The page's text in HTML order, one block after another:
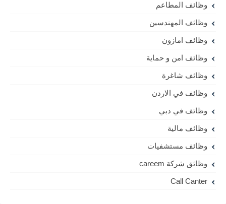
وظائف المطاعم
وظائف المهندسين
وظائف امازون
وظائف امن و حماية
وظائف شاغرة
وظائف في الاردن
وظائف في دبي
وظائف مالية
وظائف مستشفيات
وظائق شركة careem
Call Canter